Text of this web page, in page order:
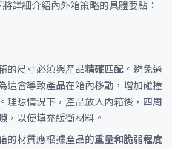
將詳細介紹內外箱策略的具體要點：
的尺寸必須與產品精確匹配 。避免過
這會導致產品在箱內移動，增加碰撞
理想情況下，產品放入內箱後，四周
，以便填充緩衝材料。
的材質應根據產品的重量和脆弱程度